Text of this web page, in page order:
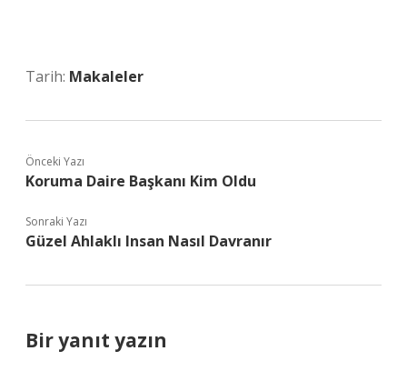
Tarih: Makaleler
Önceki Yazı
Koruma Daire Başkanı Kim Oldu
Sonraki Yazı
Güzel Ahlaklı Insan Nasıl Davranır
Bir yanıt yazın